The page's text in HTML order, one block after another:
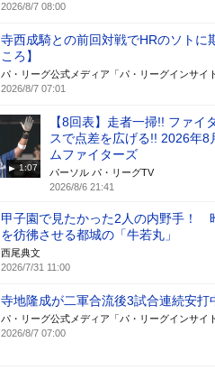
2026/8/7 08:00
寺西成騎との前回対戦でHRのソト
ころ】
パ・リーグ公式メディア「パ・リーグインサイト
2026/8/7 07:01
1:07
【8回表】走者一掃!! ファ
スで点差を広げる!! 2026年
ムファイターズ
パーソル パ・リーグTV
2026/8/6 21:41
甲子園で見たかった2人の内野手！
を彷彿させる都城の「牛若丸」
西尾典文
2026/7/31 11:00
寺地隆成が二軍合流後3試合連続安打
パ・リーグ公式メディア「パ・リーグインサイト
2026/8/7 07:00